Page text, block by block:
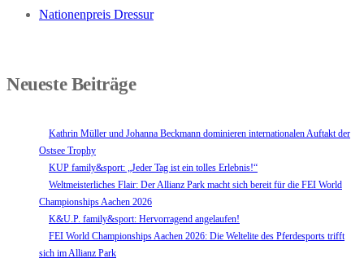
Nationenpreis Dressur
Neueste Beiträge
Kathrin Müller und Johanna Beckmann dominieren internationalen Auftakt der
Ostsee Trophy
KUP family&sport: „Jeder Tag ist ein tolles Erlebnis!“
Weltmeisterliches Flair: Der Allianz Park macht sich bereit für die FEI World
Championships Aachen 2026
K&U.P. family&sport: Hervorragend angelaufen!
FEI World Championships Aachen 2026: Die Weltelite des Pferdesports trifft
sich im Allianz Park